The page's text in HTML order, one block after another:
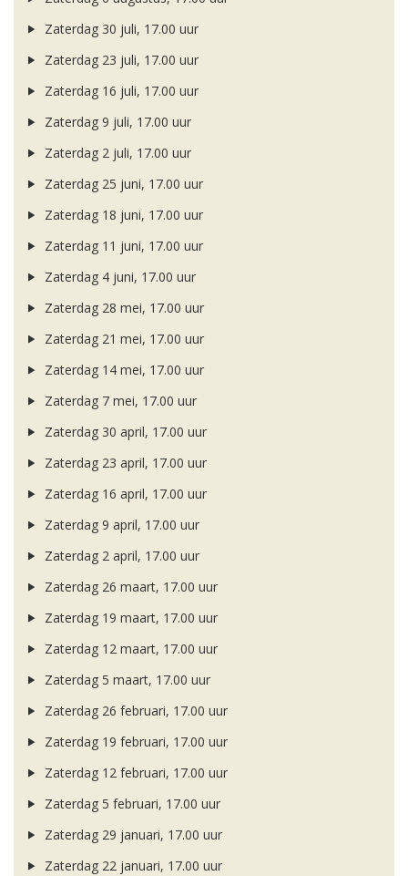
Zaterdag 30 juli, 17.00 uur
Zaterdag 23 juli, 17.00 uur
Zaterdag 16 juli, 17.00 uur
Zaterdag 9 juli, 17.00 uur
Zaterdag 2 juli, 17.00 uur
Zaterdag 25 juni, 17.00 uur
Zaterdag 18 juni, 17.00 uur
Zaterdag 11 juni, 17.00 uur
Zaterdag 4 juni, 17.00 uur
Zaterdag 28 mei, 17.00 uur
Zaterdag 21 mei, 17.00 uur
Zaterdag 14 mei, 17.00 uur
Zaterdag 7 mei, 17.00 uur
Zaterdag 30 april, 17.00 uur
Zaterdag 23 april, 17.00 uur
Zaterdag 16 april, 17.00 uur
Zaterdag 9 april, 17.00 uur
Zaterdag 2 april, 17.00 uur
Zaterdag 26 maart, 17.00 uur
Zaterdag 19 maart, 17.00 uur
Zaterdag 12 maart, 17.00 uur
Zaterdag 5 maart, 17.00 uur
Zaterdag 26 februari, 17.00 uur
Zaterdag 19 februari, 17.00 uur
Zaterdag 12 februari, 17.00 uur
Zaterdag 5 februari, 17.00 uur
Zaterdag 29 januari, 17.00 uur
Zaterdag 22 januari, 17.00 uur